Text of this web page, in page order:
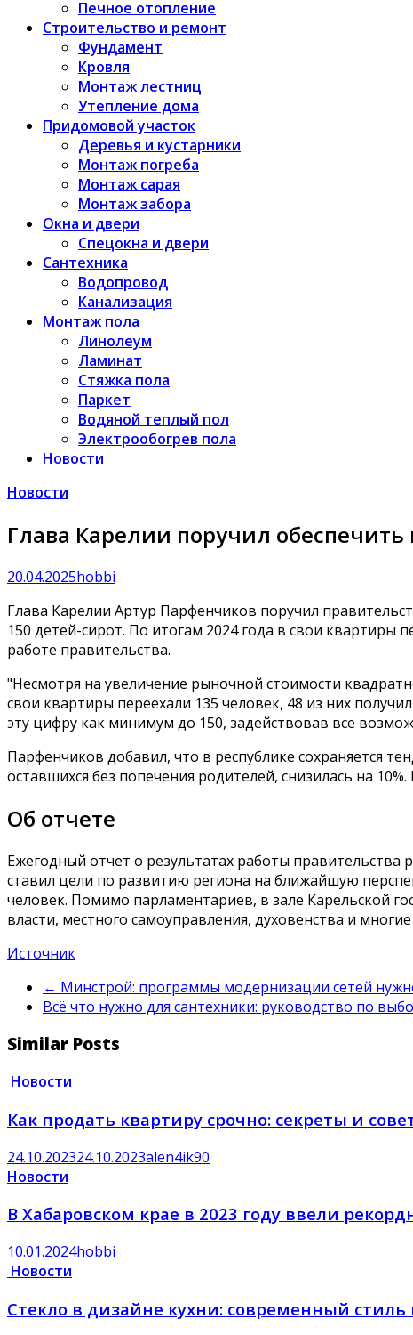
Печное отопление
Строительство и ремонт
Фундамент
Кровля
Монтаж лестниц
Утепление дома
Придомовой участок
Деревья и кустарники
Монтаж погреба
Монтаж сарая
Монтаж забора
Окна и двери
Спецокна и двери
Сантехника
Водопровод
Канализация
Монтаж пола
Линолеум
Ламинат
Стяжка пола
Паркет
Водяной теплый пол
Электрообогрев пола
Новости
Новости
Глава Карелии поручил
20.04.2025hobbi
Глава Карелии Артур Парфенчиков поручил
150 детей-сирот. По итогам 2024 года в свои квартиры
работе правительства.
"Несмотря на увеличение рыночной стоимости
свои квартиры переехали 135 человек, 48 из них
эту цифру как минимум до 150, задействовав все
Парфенчиков добавил, что в республике сохраняется
оставшихся без попечения родителей, снизилась на
Об отчете
Ежегодный отчет о результатах работы
ставил цели по развитию региона на ближайшую
человек. Помимо парламентариев, в зале Карельской
власти, местного самоуправления, духовенства и многие
Источник
← Минстрой: программы модернизации сетей
Всё что нужно для сантехники: руководство по
Similar Posts
Новости
Как продать квартиру срочно: секреты и
24.10.202324.10.2023alen4ik90
Новости
В Хабаровском крае в 2023 году ввели
10.01.2024hobbi
Новости
Стекло в дизайне кухни: современный